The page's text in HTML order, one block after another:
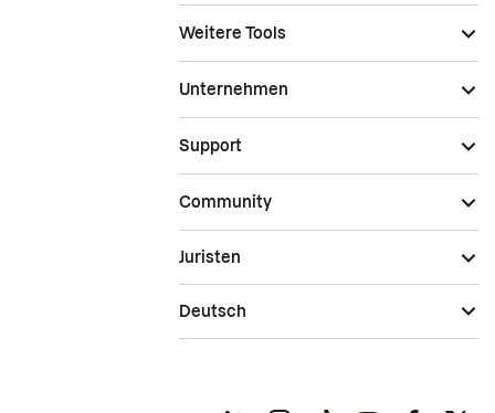
Weitere Tools
Unternehmen
Support
Community
Juristen
Deutsch